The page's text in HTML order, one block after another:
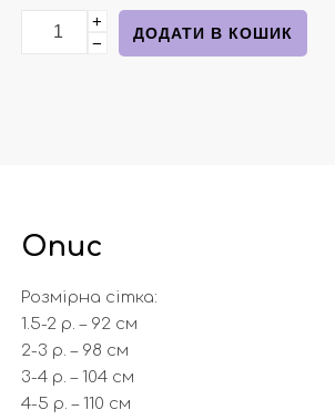
Джинсові шортики блакитні на
+
−
ДОДАТИ В КОШИК
Опис
Розмірна сітка:
1.5-2 р. – 92 см
2-3 р. – 98 см
3-4 р. – 104 см
4-5 р. – 110 см